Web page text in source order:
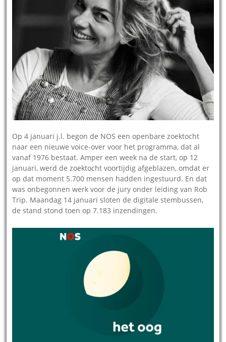
Op 4 januari j.l. begon de NOS een openbare zoektocht
naar een nieuwe voice-over voor het programma, dat al
vanaf 1976 bestaat. Amper een week na de start, op 12
januari, werd de zoektocht voortijdig afgeblazen, omdat er
op dat moment 5.700 mensen hadden ingestuurd. En dat
was onbegonnen werk voor de jury onder leiding van Rob
Trip. Maandag 14 januari sloten de digitale stembussen,
de stand stond toen op 7.183 inzendingen.